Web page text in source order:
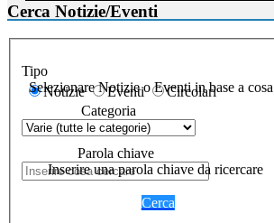
Cerca Notizie/Eventi
Tipo
Selezionare Notizie o Eventi in base a
Notizie Eventi
Circolari
Categoria
Parola chiave
Inserire una parola chiave da ricercare
Cerca